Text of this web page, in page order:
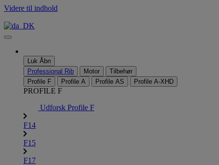
Videre til indhold
Luk Åbn
Professional Rib
Motor
Tilbehør
Profile F
Profile A Profile AS Profile A-XHD
PROFILE F
Udforsk Profile F
F14
F15
F17